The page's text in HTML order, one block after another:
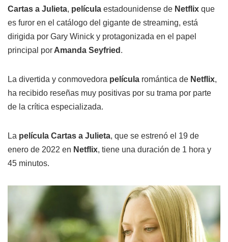
Cartas a Julieta, película estadounidense de Netflix que
es furor en el catálogo del gigante de streaming, está
dirigida por Gary Winick y protagonizada en el papel
principal porAmanda Seyfried .
La divertida y conmovedora película romántica de Netflix,
ha recibido reseñas muy positivas por su trama por parte
de la crítica especializada.
La película Cartas a Julieta, que se estrenó el 19 de
enero de 2022 en Netflix, tiene una duración de 1 hora y
45 minutos.